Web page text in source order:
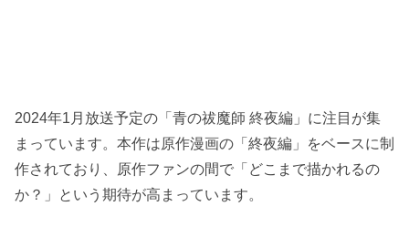
2024年1月放送予定の「青の祓魔師 終夜編」に注目が集
まっています。本作は原作漫画の「終夜編」をベースに制
作されており、原作ファンの間で「どこまで描かれるの
か？」という期待が高まっています。